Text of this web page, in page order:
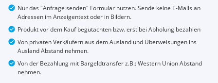
Nur das "Anfrage senden" Formular nutzen. Sende keine E-Mails an
Adressen im Anzeigentext oder in Bildern.
Produkt vor dem Kauf begutachten bzw. erst bei Abholung bezahlen
Von privaten Verkäufern aus dem Ausland und Überweisungen ins
Ausland Abstand nehmen.
Von der Bezahlung mit Bargeldtransfer z.B.: Western Union Abstand
nehmen.